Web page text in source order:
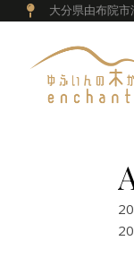
大分県由布院